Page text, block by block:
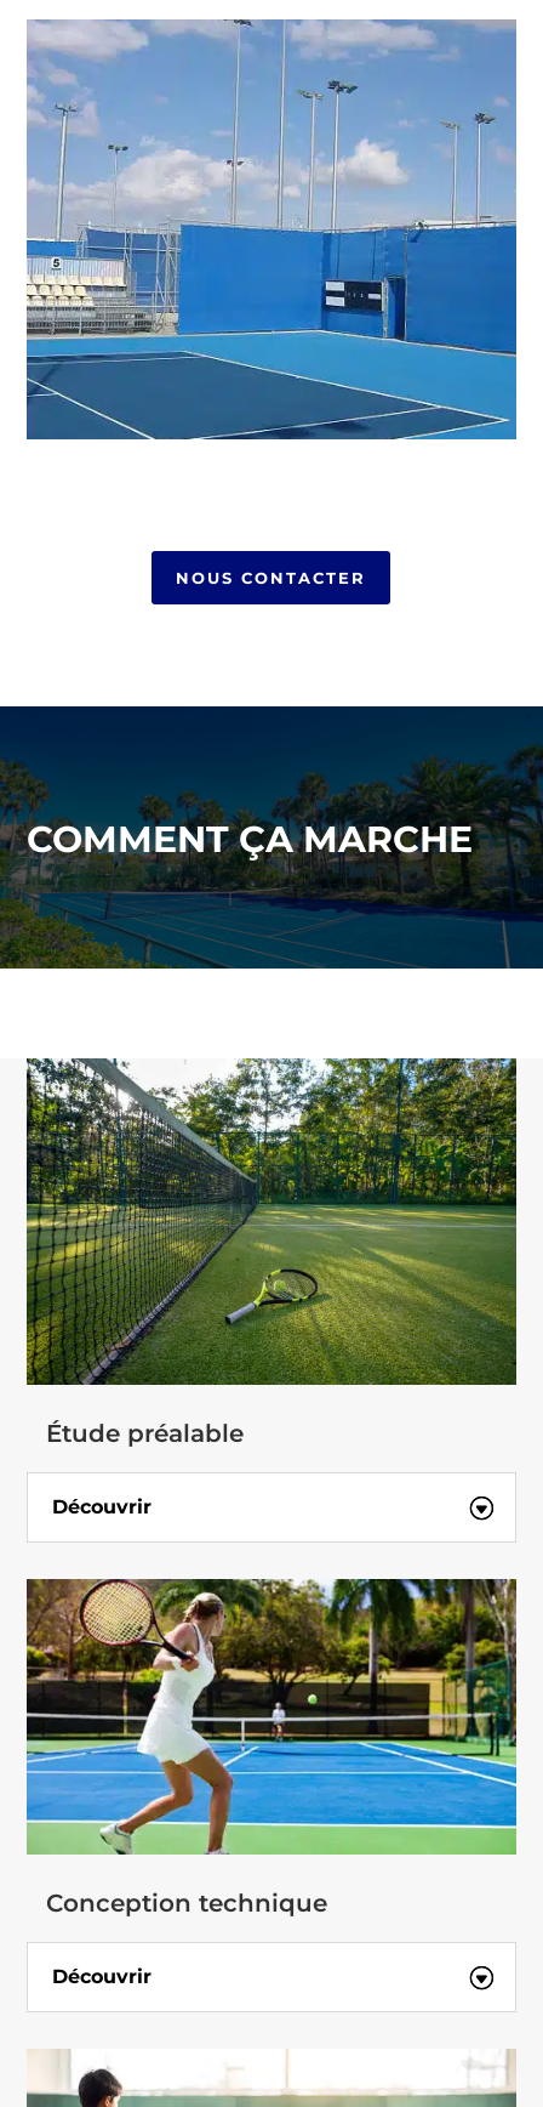
NOUS CONTACTER
COMMENT ÇA MARCHE
Étude préalable
Découvrir
Conception technique
Découvrir